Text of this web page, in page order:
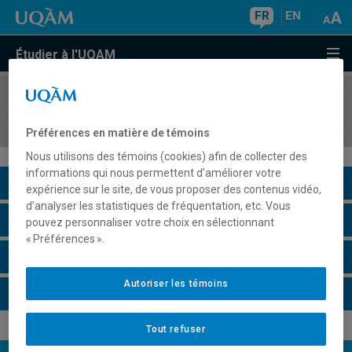
FR EN
Étudier à l'UQAM
COURS//
Description du cours
Horaire - Été 2026
Préférences en matière de témoins
Nous utilisons des témoins (cookies) afin de collecter des
informations qui nous permettent d’améliorer votre
expérience sur le site, de vous proposer des contenus vidéo,
d’analyser les statistiques de fréquentation, etc. Vous
pouvez personnaliser votre choix en sélectionnant
« Préférences ».
Tout refuser
Autoriser les témoins